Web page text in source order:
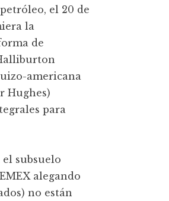
el 20 de
la
de
americana
Hughes)
para
subsuelo
alegando
no están